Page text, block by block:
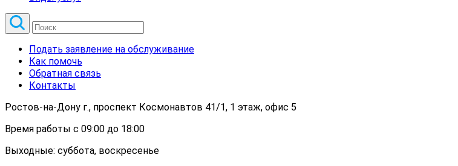
Подать заявление на обслуживание
Как помочь
Обратная связь
Контакты
Ростов-на-Дону г., проспект Космонавтов 41/1, 1 этаж, офис 5
Время работы с 09:00 до 18:00
Выходные: суббота, воскресенье